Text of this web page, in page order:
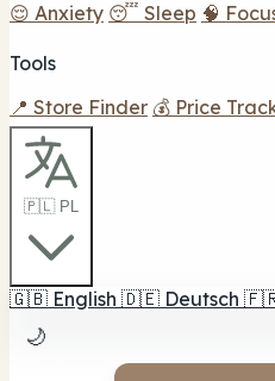
😌 Anxiety 😴 Sleep 🧠
Tools
📍 Store Finder 💰 Price
🇵🇱 PL
🇬🇧 English 🇩🇪 Deutsch
🌙